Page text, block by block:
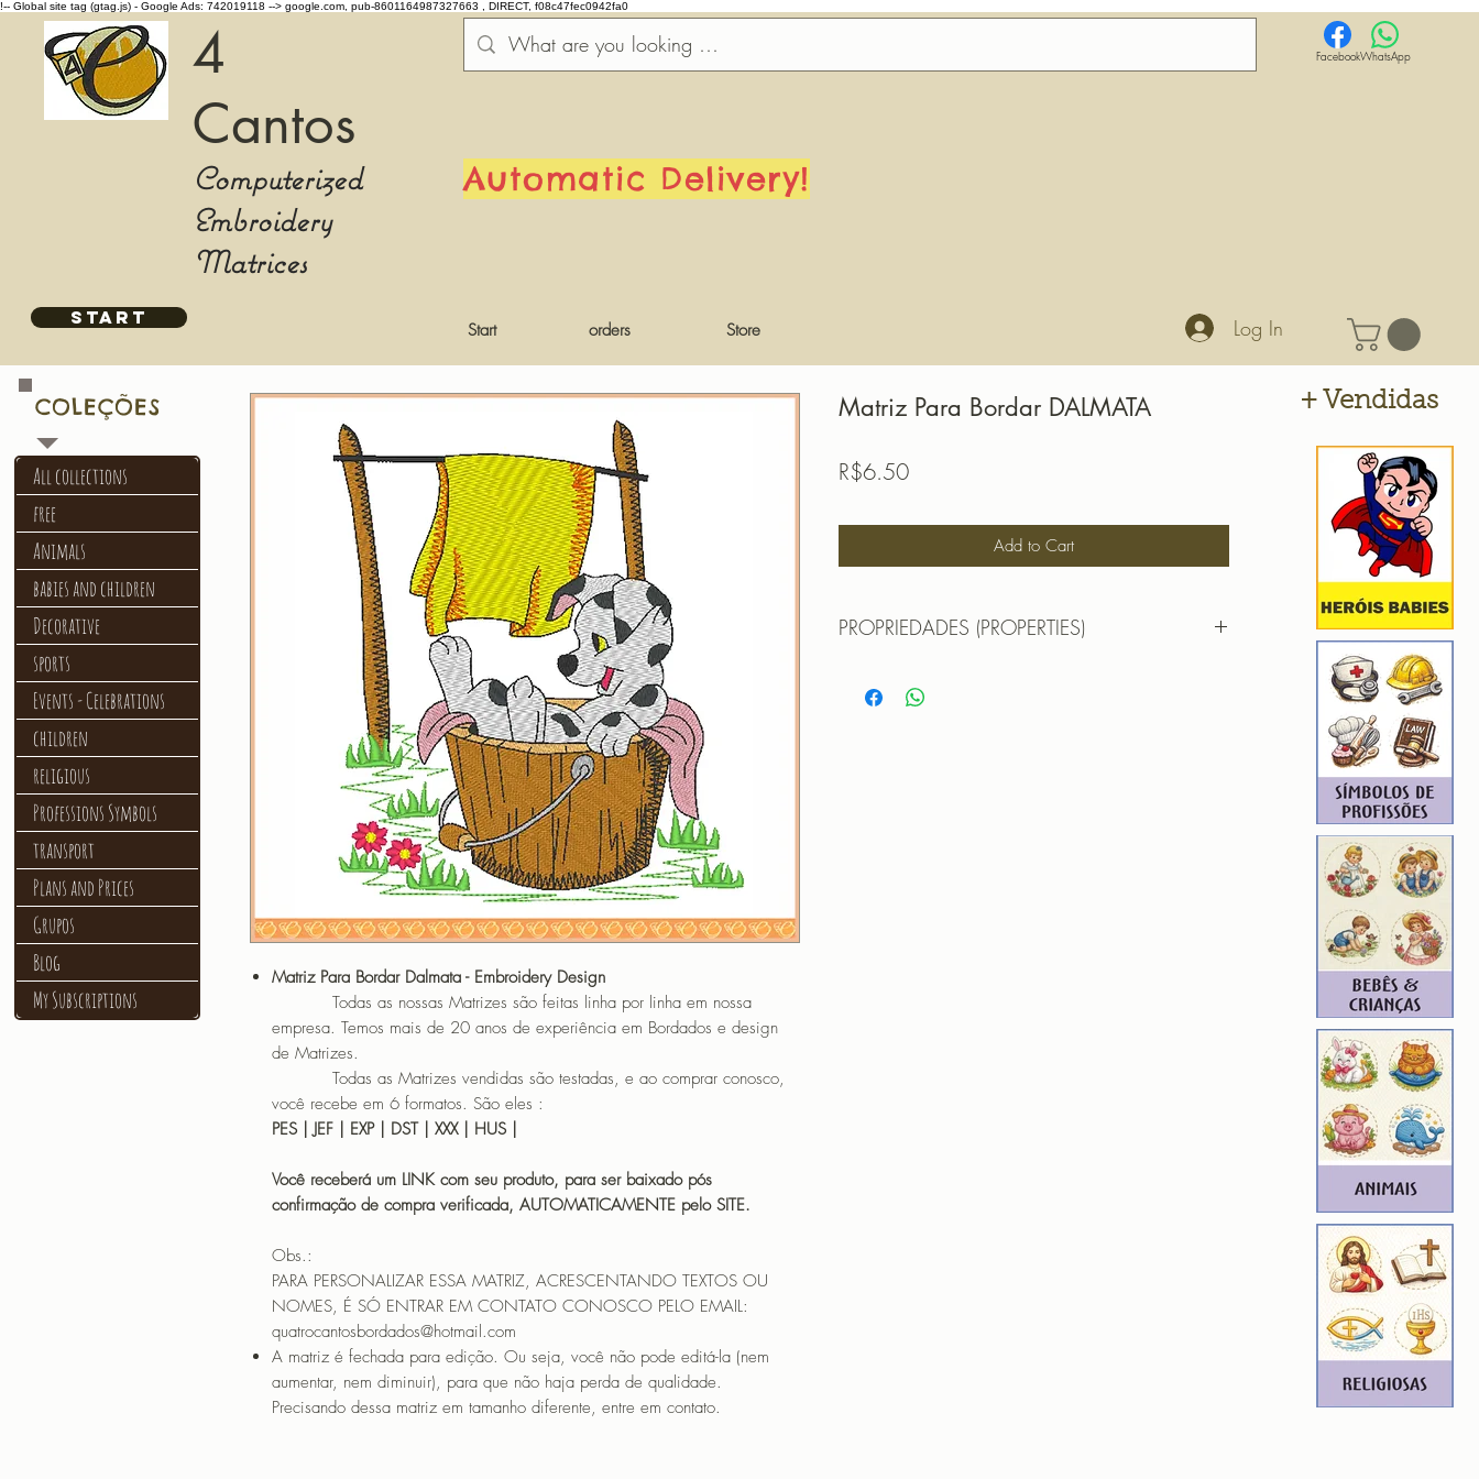
!-- Global site tag (gtag.js) - Google Ads: 742019118 --> google.com, pub-8601164987327663 , DIRECT, f08c47fec0942fa0
4
Cantos
Computerized
Embroidery
Matrices
Automatic Delivery!
FacebookWhatsApp
START
Start orders Store Log In
Matriz Para Bordar Dalmata - Embroidery Design
Todas as nossas Matrizes são feitas linha por linha em nossa
empresa. Temos mais de 20 anos de experiência em Bordados e design
de Matrizes.
Todas as Matrizes vendidas são testadas, e ao comprar conosco,
você recebe em 6 formatos. São eles :
PES | JEF | EXP | DST | XXX | HUS |
Você receberá um LINK com seu produto, para ser baixado pós
confirmação de compra verificada, AUTOMATICAMENTE pelo SITE.
Obs.:
PARA PERSONALIZAR ESSA MATRIZ, ACRESCENTANDO TEXTOS OU
NOMES, É SÓ ENTRAR EM CONTATO CONOSCO PELO EMAIL:
quatrocantosbordados@hotmail.com
A matriz é fechada para edição. Ou seja, você não pode editá-la (nem
aumentar, nem diminuir), para que não haja perda de qualidade.
Precisando dessa matriz em tamanho diferente, entre em contato.
Matriz Para Bordar DALMATA
R$6.50Price
Add to Cart
PROPRIEDADES (PROPERTIES)
PONTOS (STITCHES): 27729
All collections
free
Animals
babies and children
Decorative
sports
Events - Celebrations
children
religious
Professions Symbols
transport
Plans and Prices
Grupos
Blog
My Subscriptions
COLEÇÕES + Vendidas